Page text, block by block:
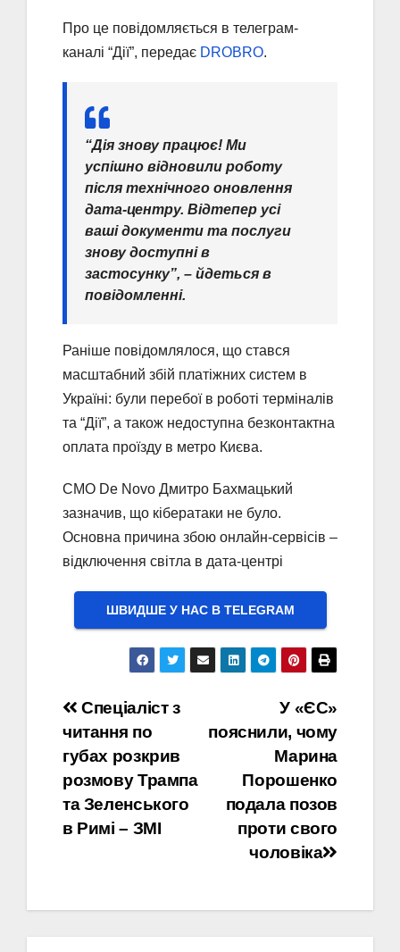
Про це повідомляється в телеграм-
каналі “Дії”, передає DROBRO.
“Дія знову працює! Ми
успішно відновили роботу
після технічного оновлення
дата-центру. Відтепер усі
ваші документи та послуги
знову доступні в
застосунку”, – йдеться в
повідомленні.
Раніше повідомлялося, що стався
масштабний збій платіжних систем в
Україні: були перебої в роботі терміналів
та “Дії”, а також недоступна безконтактна
оплата проїзду в метро Києва.
CMO De Novo Дмитро Бахмацький
зазначив, що кібератаки не було.
Основна причина збою онлайн-сервісів –
відключення світла в дата-центрі
ШВИДШЕ У НАС В ТELEGRAM
Навігація
записів
У «ЄС»
пояснили, чому
Марина
Порошенко
подала позов
проти свого
чоловіка
Спеціаліст з
читання по
губах розкрив
розмову Трампа
та Зеленського
в Римі – ЗМІ